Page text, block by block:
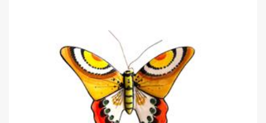
Borboleta Colorida - Pintura Manual - M